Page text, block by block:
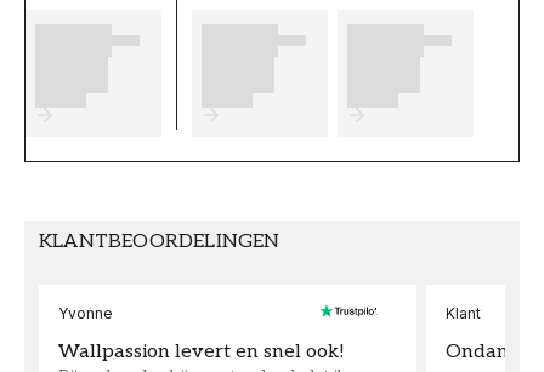
KLANTBEOORDELINGEN
Yvonne
Wallpassion levert en snel ook!
Klant
Ondanks